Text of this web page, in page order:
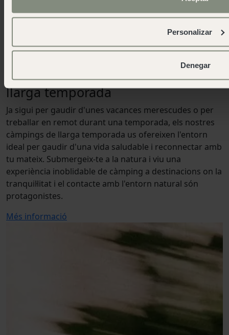
Personalizar
Denegar
amb descomptes increïbles. No només obtindràs un
preu més assequible, sinó que també gaudiràs d´una
Viu l'experiència de càmping de
llarga temporada
Ja sigui per gaudir d'unes vacances merescudes o per
treballar en remot durant una temporada, els nostres
càmpings de llarga temporada us ofereixen l'entorn
ideal per gaudir d'una vida saludable i reconnectar amb
tu mateix. Submergeix-te a la natura i viu una
experiència inoblidable de càmping a destinacions on la
tranquil·litat i el contacte amb l'entorn natural són
protagonistes.
Més informació